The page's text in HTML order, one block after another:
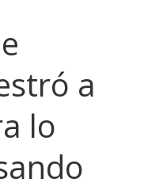
a
lo